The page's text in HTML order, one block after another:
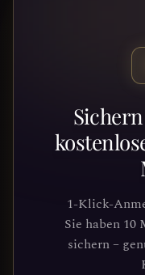
1-Klick-
Sie haben 10
sichern –
Bereit,
gefunden